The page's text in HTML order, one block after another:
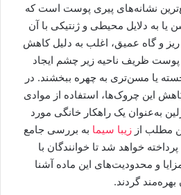
نشانه‌های پیری پوست است که
یا به دلایل محیطی و ژنتیکی با آن
و گاه عمیق، اغلب به دلیل کاهش
پوست ظریف ناحیه زیر چشم ایجاد
یا مسن‌تری به چهره ببخشند. در
این چروک‌ها، استفاده از موادی
به‌عنوان یک راهکار خانگی مورد
مطلب از زیبا سیما به بررسی جامع
پرداخته خواهد شد تا خوانندگان با
و محدودیت‌های این ماده آشنا
بهره‌مند گردند.